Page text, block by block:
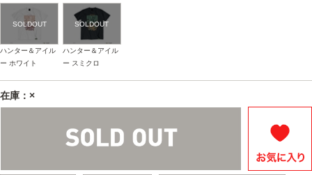
ハンター＆アイル
ー ホワイト
ハンター＆アイル
ー スミクロ
在庫：×